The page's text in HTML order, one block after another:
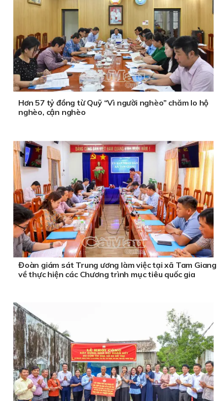
Hơn 57 tỷ đồng từ Quỹ “Vì người nghèo” chăm lo hộ
nghèo, cận nghèo
Đoàn giám sát Trung ương làm việc tại xã Tam Giang
về thực hiện các Chương trình mục tiêu quốc gia